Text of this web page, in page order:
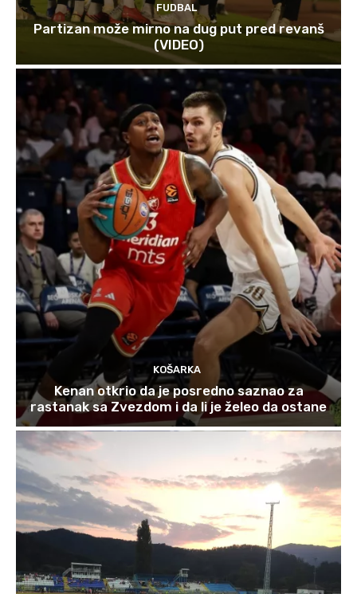
FUDBAL
Partizan može mirno na dug put pred revanš
(VIDEO)
KOŠARKA
Kenan otkrio da je posredno saznao za
rastanak sa Zvezdom i da li je želeo da ostane